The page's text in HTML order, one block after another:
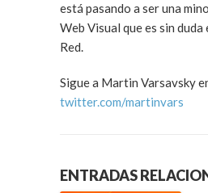
está pasando a ser una
Web Visual que es sin
Red.
Sigue a Martin Varsavsky
twitter.com/martinvars
ENTRADAS